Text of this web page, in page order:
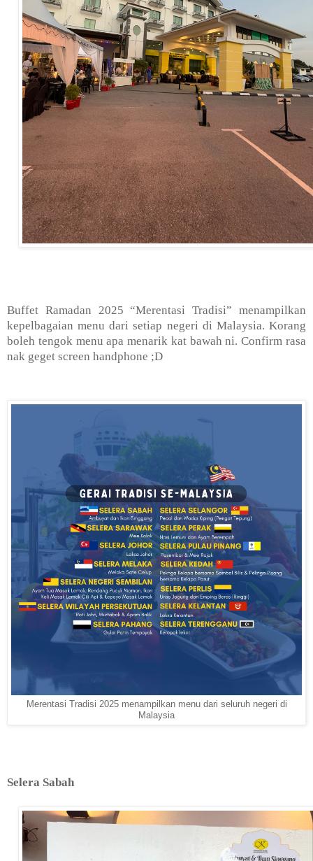
Buffet Ramadan 2025 “Merentasi Tradisi” menampilkan
kepelbagaian menu dari setiap negeri di Malaysia. Korang
boleh tengok menu apa menarik kat bawah ni. Confirm rasa
nak geget screen handphone ;D
Merentasi Tradisi 2025 menampilkan menu dari seluruh negeri di
Malaysia
Selera Sabah